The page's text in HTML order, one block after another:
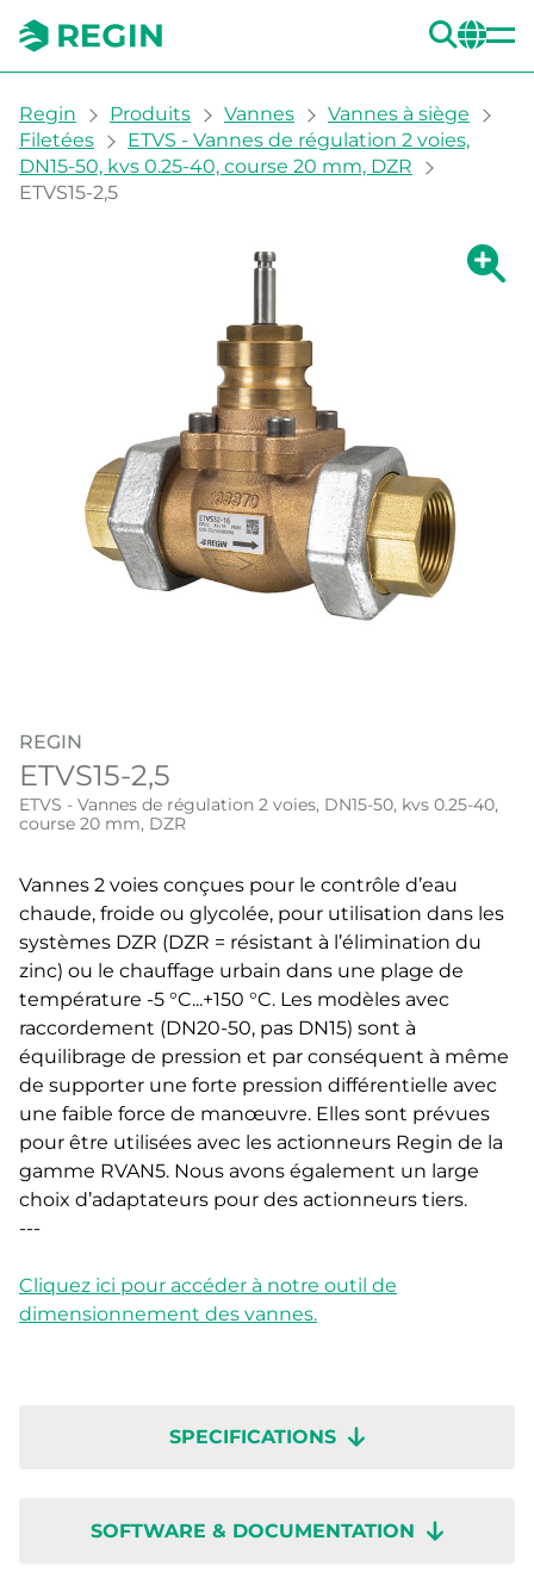
You are here:
Regin Produits Vannes
Vannes à siège
Filetées
ETVS - Vannes de régulation 2 voies,
DN15-50, kvs 0.25-40, course 20 mm, DZR
ETVS15-2,5
REGIN
ETVS15-2,5
ETVS - Vannes de régulation 2 voies, DN15-50, kvs 0.25-40,
course 20 mm, DZR
Vannes 2 voies conçues pour le contrôle d’eau
chaude, froide ou glycolée, pour utilisation dans les
systèmes DZR (DZR = résistant à l’élimination du
zinc) ou le chauffage urbain dans une plage de
température -5 °C...+150 °C. Les modèles avec
raccordement (DN20-50, pas DN15) sont à
équilibrage de pression et par conséquent à même
de supporter une forte pression différentielle avec
une faible force de manœuvre. Elles sont prévues
pour être utilisées avec les actionneurs Regin de la
gamme RVAN5. Nous avons également un large
choix d’adaptateurs pour des actionneurs tiers.
---
Cliquez ici pour accéder à notre outil de
dimensionnement des vannes.
SPECIFICATIONS
SOFTWARE & DOCUMENTATION